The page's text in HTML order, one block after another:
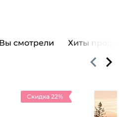
Вы смотрели Хиты продаж
Скидка 22%